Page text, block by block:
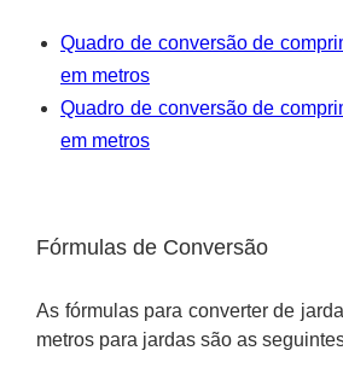
Quadro de conversão de
em metros
Quadro de conversão de
em metros
Fórmulas de Conversão
As fórmulas para converter de
metros para jardas são as